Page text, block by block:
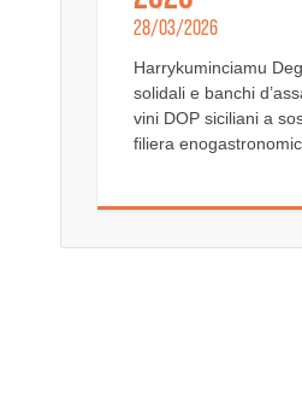
28/03/2026
Harrykuminciamu
solidali e banchi
vini DOP siciliani a
filiera